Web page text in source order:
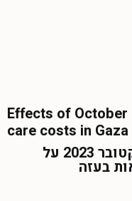
Effects of October
care costs in Gaza
השפעות מלחמת אוקטובר 2023 על
בעזה